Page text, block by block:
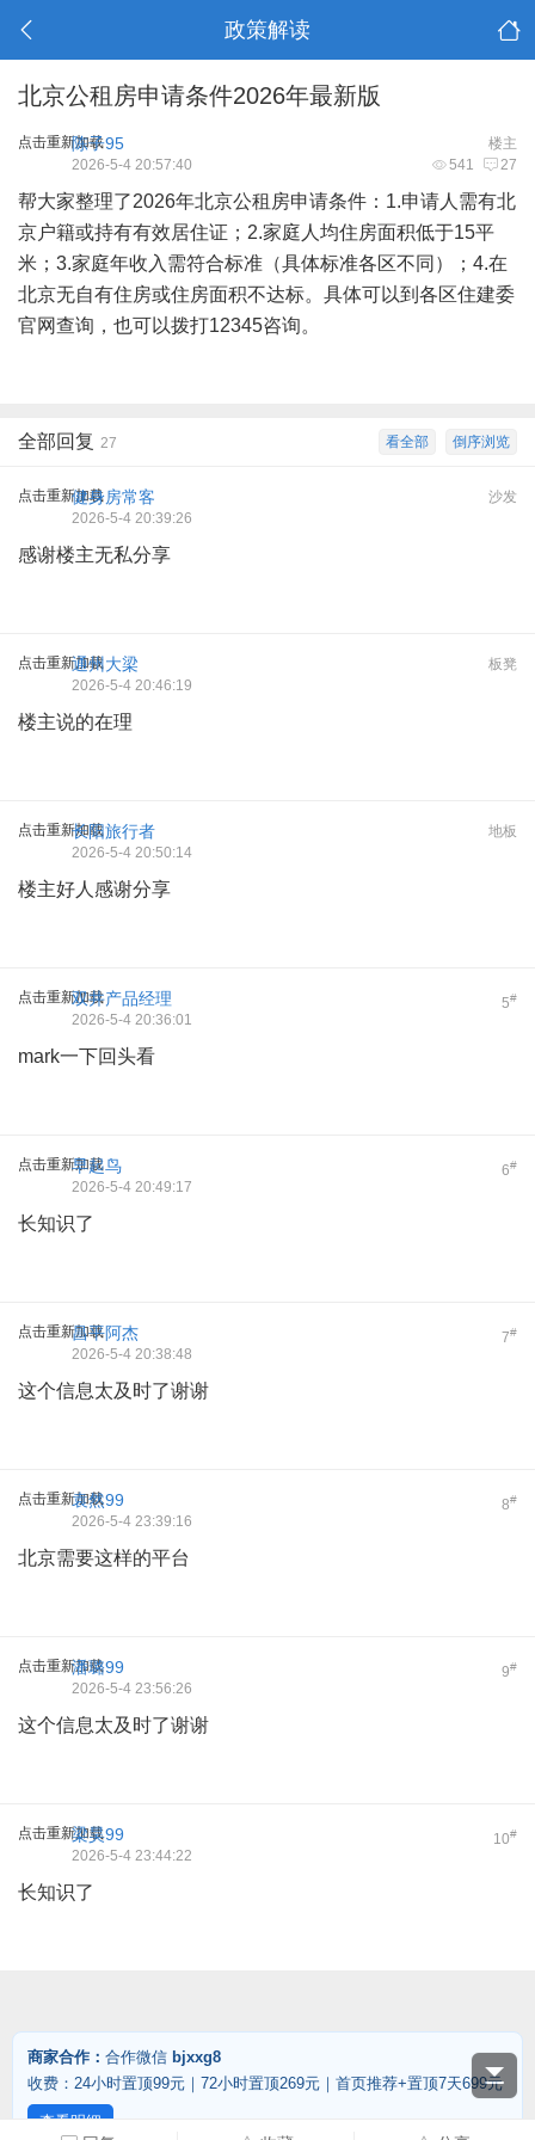
政策解读
北京公租房申请条件2026年最新版
点击重新加载 楼主
陈子95
541 27
2026-5-4 20:57:40
帮大家整理了2026年北京公租房申请条件：1.申请人需有北
京户籍或持有有效居住证；2.家庭人均住房面积低于15平
米；3.家庭年收入需符合标准（具体标准各区不同）；4.在
北京无自有住房或住房面积不达标。具体可以到各区住建委
官网查询，也可以拨打12345咨询。
倒序浏览
看全部
全部回复 27
点击重新加载 沙发
健身房常客
2026-5-4 20:39:26
感谢楼主无私分享
点击重新加载 板凳
通州大梁
2026-5-4 20:46:19
楼主说的在理
点击重新加载 地板
长阳旅行者
2026-5-4 20:50:14
楼主好人感谢分享
点击重新加载 5#
双井产品经理
2026-5-4 20:36:01
mark一下回头看
点击重新加载 6#
早起鸟
2026-5-4 20:49:17
长知识了
点击重新加载 7#
昌平阿杰
2026-5-4 20:38:48
这个信息太及时了谢谢
点击重新加载 8#
袁然99
2026-5-4 23:39:16
北京需要这样的平台
点击重新加载 9#
潘璐99
2026-5-4 23:56:26
这个信息太及时了谢谢
点击重新加载 10#
梁昊99
2026-5-4 23:44:22
长知识了
商家合作： 合作微信 bjxxg8
收费：24小时置顶99元｜72小时置顶269元｜首页推荐+置顶7天699元
查看明细